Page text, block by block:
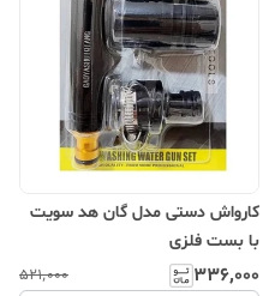
کارواش دستی مدل گان هد سویت
با بست فلزی
۳۳۶٬۰۰۰ ۵۲۱٬۰۰۰